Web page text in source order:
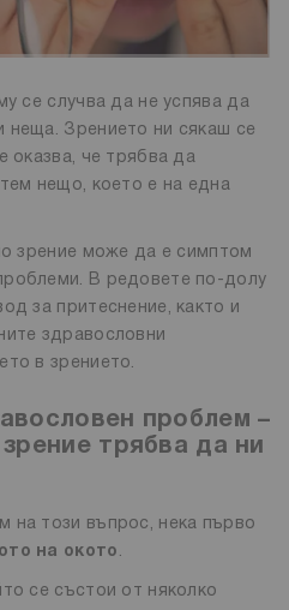
се случва да не успява да
неща. Зрението ни сякаш се
оказва, че трябва да
нещо, което е на една
зрение може да е симптом
В редовете по-долу
за притеснение, както и
здравословни
в зрението.
проблем –
трябва да ни
този въпрос, нека първо
на окото .
се състои от няколко